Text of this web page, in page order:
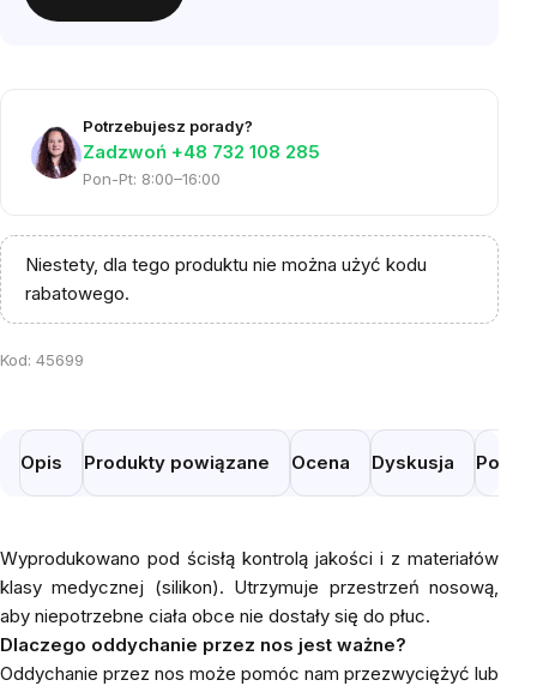
Potrzebujesz porady?
Zadzwoń +48 732 108 285
Pon-Pt: 8:00–16:00
Niestety, dla tego produktu nie można użyć kodu
rabatowego.
Kod: 45699
Opis Produkty powiązane Ocena Dyskusja
Wyprodukowano pod ścisłą kontrolą jakości i z materiałów
klasy medycznej (silikon). Utrzymuje przestrzeń nosową,
aby niepotrzebne ciała obce nie dostały się do płuc.
Dlaczego oddychanie przez nos jest ważne?
Oddychanie przez nos może pomóc nam przezwyciężyć lub